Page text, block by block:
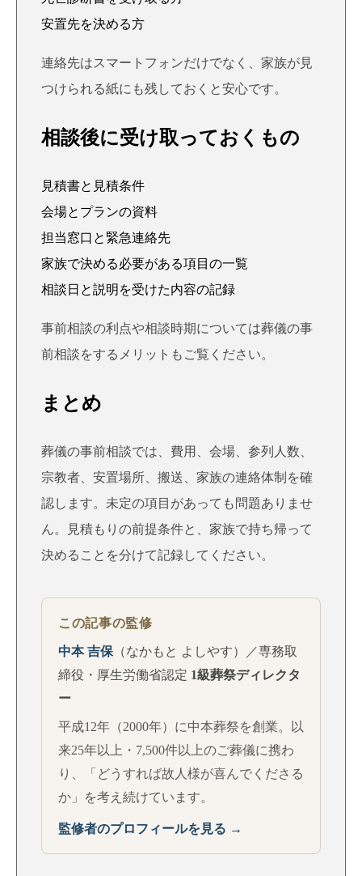
安置先を決める方
連絡先はスマートフォンだけでなく、家族が見
つけられる紙にも残しておくと安心です。
相談後に受け取っておくもの
見積書と見積条件
会場とプランの資料
担当窓口と緊急連絡先
家族で決める必要がある項目の一覧
相談日と説明を受けた内容の記録
事前相談の利点や相談時期については葬儀の事
前相談をするメリット もご覧ください。
まとめ
葬儀の事前相談では、費用、会場、参列人数、
宗教者、安置場所、搬送、家族の連絡体制を確
認します。未定の項目があっても問題ありませ
ん。見積もりの前提条件と、家族で持ち帰って
決めることを分けて記録してください。
この記事の監修
中本 吉保 （なかもと よしやす）／専務取
締役・厚生労働省認定 1級葬祭ディレクタ
ー
平成12年（2000年）に中本葬祭を創業。以
来25年以上・7,500件以上のご葬儀に携わ
り、「どうすれば故人様が喜んでくださる
か」を考え続けています。
監修者のプロフィールを見る →